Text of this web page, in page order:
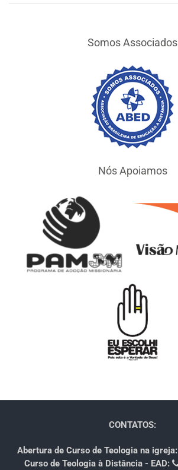
Somos Associados
Nós Apoiamos
CONTATOS:
Abertura de Curso de Teologia na igreja:
Curso de Teologia à Distância - EAD: